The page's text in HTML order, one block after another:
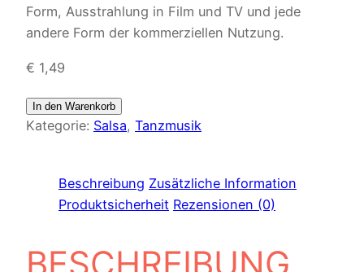
Form, Ausstrahlung in Film und TV und jede
andere Form der kommerziellen Nutzung.
€ 1,49
In den Warenkorb
Kategorie: Salsa, Tanzmusik
Beschreibung Zusätzliche Information
Produktsicherheit Rezensionen (0)
BESCHREIBUNG